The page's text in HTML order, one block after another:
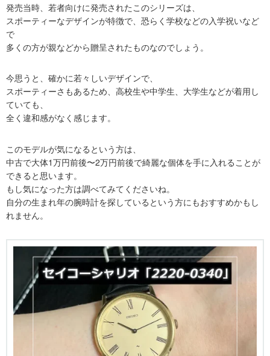
発売当時、若者向けに発売されたこのシリーズは、
スポーティーなデザインが特徴で、恐らく学校などの入学祝いなど
で
多くの方が親などから贈呈されたものなのでしょう。
今思うと、確かに若々しいデザインで、
スポーティーさもあるため、高校生や中学生、大学生などが着用し
ていても、
全く違和感がなく感じます。
このモデルが気になるという方は、
中古で大体1万円前後〜2万円前後で綺麗な個体を手に入れることが
できると思います。
もし気になった方は調べてみてくださいね。
自分の生まれ年の腕時計を探しているという方にもおすすめかもし
れません。